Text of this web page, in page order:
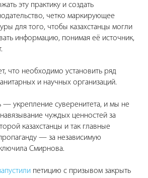
эту практику и создать
четко маркирующее
для того, чтобы казахстанцы могли
информацию, понимая её источник,
что необходимо установить ряд
и научных организаций.
укрепление суверенитета, и мы не
чуждых ценностей за
казахстанцы и так главные
— за независимую
Смирнова.
петицию с призывом закрыть